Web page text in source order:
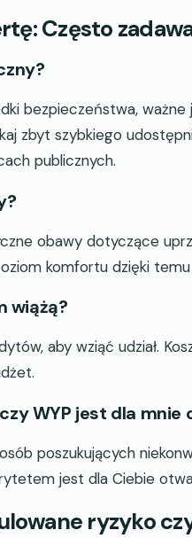
Często
bezpieczeństwa,
zbyt szybkiego
publicznych.
obawy dotyczące
komfortu dzięki
wiążą?
aby wziąć udział.
WYP jest dla mnie
poszukujących
jest dla Ciebie
ryzyko